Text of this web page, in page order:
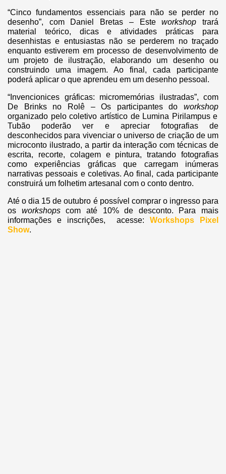
“Cinco fundamentos essenciais para não se perder no
desenho”, com Daniel Bretas – Esteworkshop trará
material teórico, dicas e atividades práticas para
desenhistas e entusiastas não se perderem no traçado
enquanto estiverem em processo de desenvolvimento de
um projeto de ilustração, elaborando um desenho ou
construindo uma imagem. Ao final, cada participante
poderá aplicar o que aprendeu em um desenho pessoal.
“Invencionices gráficas: micromemórias ilustradas”, com
De Brinks no Rolê – Os participantes do workshop
organizado pelo coletivo artístico de Lumina Pirilampus e
Tubão poderão ver e apreciar fotografias de
desconhecidos para vivenciar o universo de criação de um
microconto ilustrado, a partir da interação com técnicas de
escrita, recorte, colagem e pintura, tratando fotografias
como experiências gráficas que carregam inúmeras
narrativas pessoais e coletivas. Ao final, cada participante
construirá um folhetim artesanal com o conto dentro.
Até o dia 15 de outubro é possível comprar o ingresso para
os workshopscom até 10% de desconto. Para mais
informações e inscrições, acesse: Workshops Pixel
Show.